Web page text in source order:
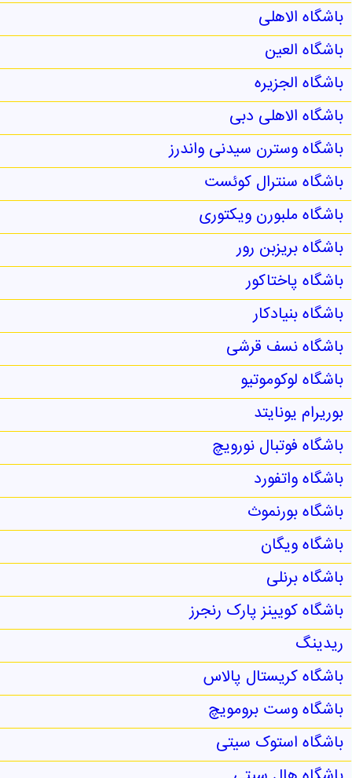
باشگاه الاهلی
باشگاه العین
باشگاه الجزیره
باشگاه الاهلی دبی
باشگاه وسترن سیدنی واندرز
باشگاه سنترال کوئست
باشگاه ملبورن ویکتوری
باشگاه بریزبن رور
باشگاه پاختاکور
باشگاه بنیادکار
باشگاه نسف قرشی
باشگاه لوکوموتیو
بوریرام یونایتد
باشگاه فوتبال نورویچ
باشگاه واتفورد
باشگاه بورنموث
باشگاه ویگان
باشگاه برنلی
باشگاه کویینز پارک رنجرز
ریدینگ
باشگاه کریستال پالاس
باشگاه وست برومویچ
باشگاه استوک سیتی